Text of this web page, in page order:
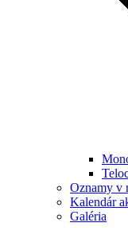
Oznamy v
Kalendár
Galéria